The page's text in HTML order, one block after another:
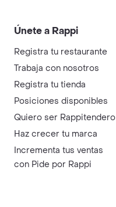
Únete a Rappi
Registra tu restaurante
Trabaja con nosotros
Registra tu tienda
Posiciones disponibles
Quiero ser Rappitendero
Haz crecer tu marca
Incrementa tus ventas
con Pide por Rappi